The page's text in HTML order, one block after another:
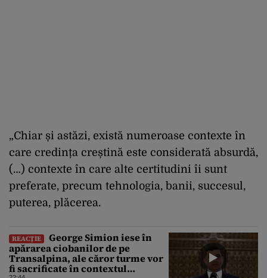
„Chiar și astăzi, există numeroase contexte în
care credința creștină este considerată absurdă,
(…) contexte în care alte certitudini îi sunt
preferate, precum tehnologia, banii, succesul,
puterea, plăcerea.
REACȚIE
George Simion iese în
apărarea ciobanilor de pe
Transalpina, ale căror turme vor
fi sacrificate în contextul